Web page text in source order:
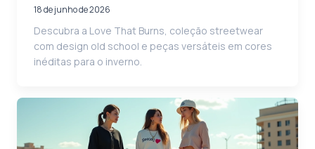
18 de junho de 2026
Descubra a Love That Burns, coleção streetwear
com design old school e peças versáteis em cores
inéditas para o inverno.